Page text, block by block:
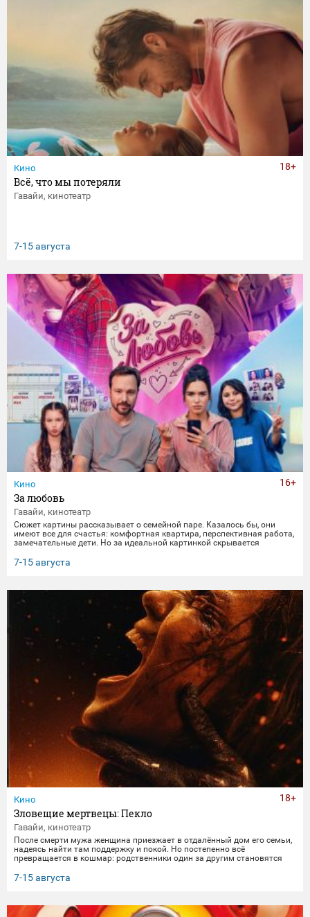
Кино
Всё, что мы потеряли
Гавайи, кинотеатр
7-15 августа
18+
Кино
За любовь
Гавайи, кинотеатр
Сюжет картины рассказывает о семейной паре. Казалось бы, они
имеют все для счастья: комфортная квартира, перспективная работа,
замечательные дети. Но за идеальной картинкой скрывается
жизнью, убегая от рутины и последствий быта. Однажды пара
получает бутылку с волшебным напитком. Теперь их жизнь — это
7-15 августа
16+
Кино
Зловещие мертвецы: Пекло
Гавайи, кинотеатр
После смерти мужа женщина приезжает в отдалённый дом его семьи,
надеясь найти там поддержку и покой. Но постепенно всё
превращается в кошмар: родственники один за другим становятся
клятвы любви и верности не заканчиваются даже со смертью.
7-15 августа
18+